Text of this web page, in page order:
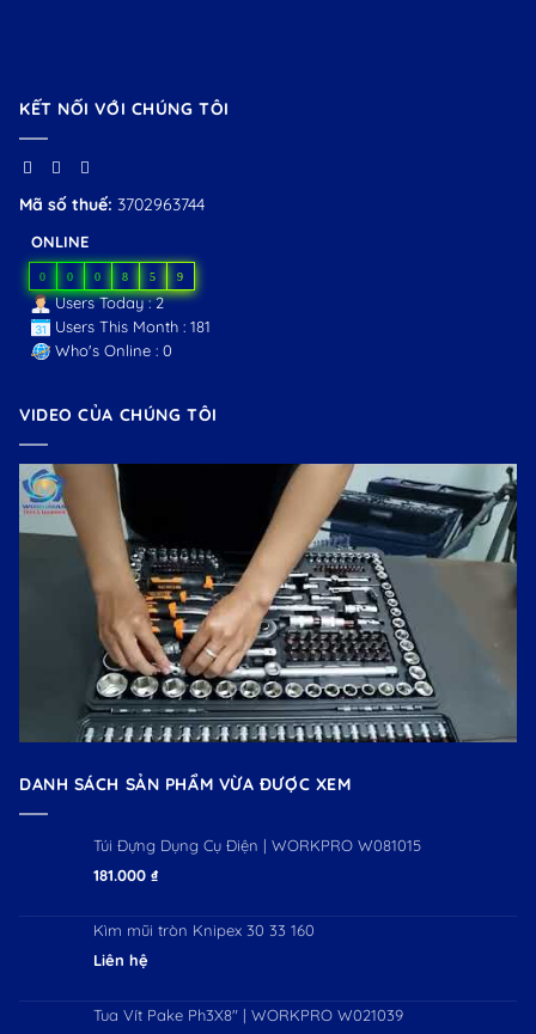
KẾT NỐI VỚI CHÚNG TÔI
Mã số thuế: 3702963744
ONLINE
0 0 0 8 5 9
Users Today : 2
Users This Month : 181
Who's Online : 0
VIDEO CỦA CHÚNG TÔI
DANH SÁCH SẢN PHẨM VỪA ĐƯỢC XEM
Túi Đựng Dụng Cụ Điện | WORKPRO W081015
181.000 ₫
Kìm mũi tròn Knipex 30 33 160
Liên hệ
Tua Vít Pake Ph3X8" | WORKPRO W021039